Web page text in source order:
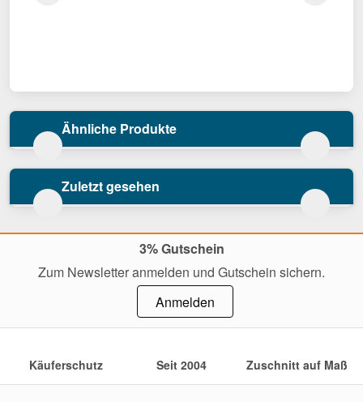
Ähnliche Produkte
Zuletzt gesehen
3% Gutschein
Zum Newsletter anmelden und Gutschein sichern.
Anmelden
Käuferschutz Seit 2004 Zuschnitt auf Maß